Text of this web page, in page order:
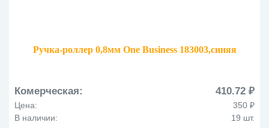
Ручка-роллер 0,8мм One Business 183003,синяя
Комерческая: 410.72 ₽
Цена:
350 ₽
В наличии:
19 шт.